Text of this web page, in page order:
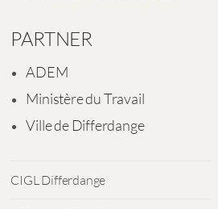
PARTNER
ADEM
Ministère du Travail
Ville de Differdange
CIGL Differdange